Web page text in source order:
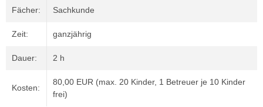
Fächer: Sachkunde
Zeit: ganzjährig
Dauer: 2 h
Kosten:
80,00 EUR (max. 20 Kinder, 1 Betreuer je 10 Kinder
frei)